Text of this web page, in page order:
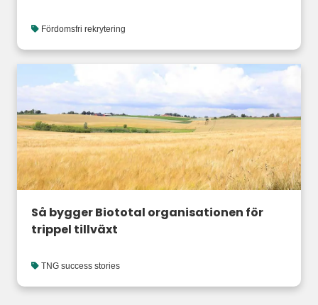
Fördomsfri rekrytering
Så bygger Biototal organisationen för
trippel tillväxt
TNG success stories